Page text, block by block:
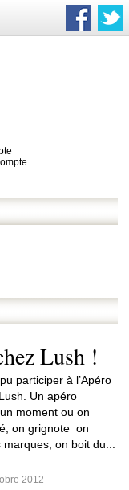
Lush !
participer à l’Apéro
Un apéro
moment ou on
on grignote on
on boit du...
2012